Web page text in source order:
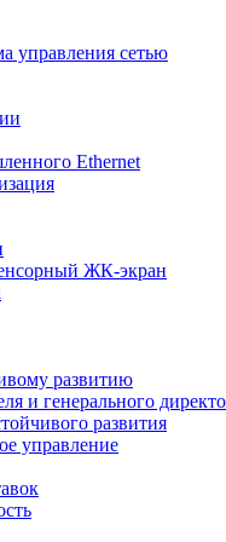
управления сетью
Ethernet
ЖК-экран
развитию
и генерального
развития
управление